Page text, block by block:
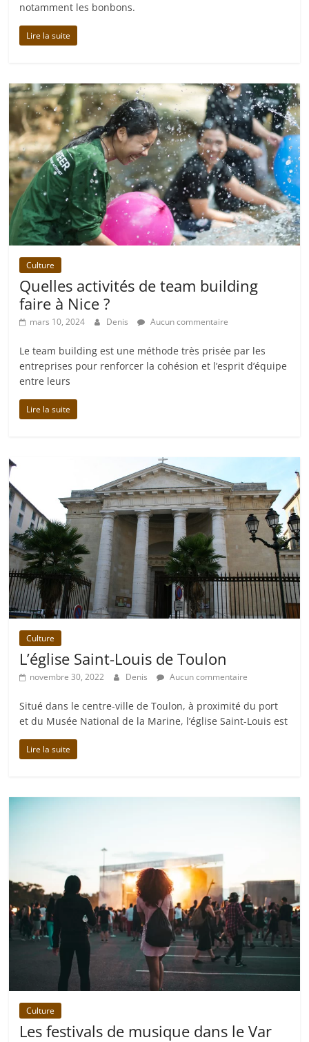
notamment les bonbons.
Lire la suite
Culture
Quelles activités de team building
faire à Nice ?
mars 10, 2024 Denis Aucun commentaire
Le team building est une méthode très prisée par les
entreprises pour renforcer la cohésion et l’esprit d’équipe
entre leurs
Lire la suite
Culture
L’église Saint-Louis de Toulon
novembre 30, 2022 Denis Aucun commentaire
Situé dans le centre-ville de Toulon, à proximité du port
et du Musée National de la Marine, l’église Saint-Louis est
Lire la suite
Culture
Les festivals de musique dans le Var